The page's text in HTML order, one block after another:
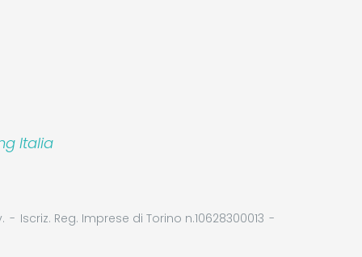
Italia
Iscriz. Reg. Imprese di Torino n.10628300013